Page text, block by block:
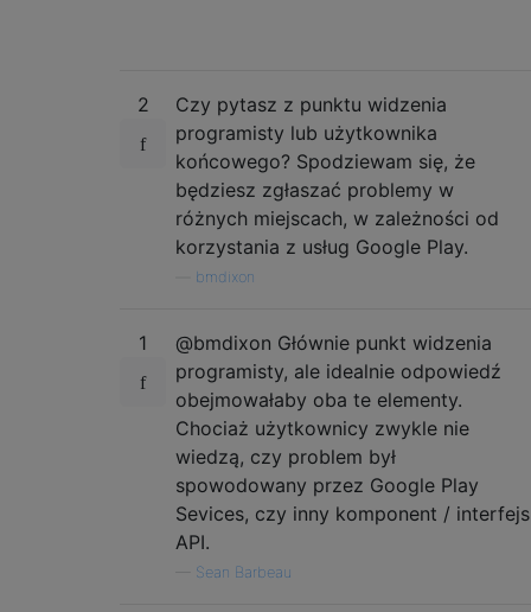
2
Czy pytasz z punktu widzenia
programisty lub użytkownika
końcowego? Spodziewam się, że
będziesz zgłaszać problemy w
różnych miejscach, w zależności od
korzystania z usług Google Play.
bmdixon
1
@bmdixon Głównie punkt widzenia
programisty, ale idealnie odpowiedź
obejmowałaby oba te elementy.
Chociaż użytkownicy zwykle nie
wiedzą, czy problem był
spowodowany przez Google Play
Sevices, czy inny komponent / interfejs
API.
Sean Barbeau